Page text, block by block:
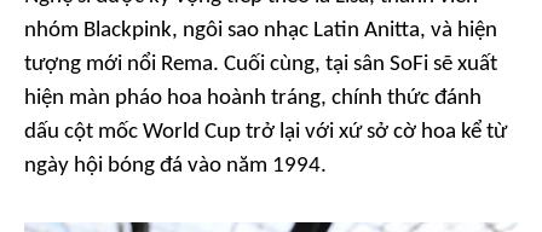
nhóm Blackpink, ngôi sao nhạc Latin Anitta, và hiện
tượng mới nổi Rema. Cuối cùng, tại sân SoFi sẽ xuất
hiện màn pháo hoa hoành tráng, chính thức đánh
dấu cột mốc World Cup trở lại với xứ sở cờ hoa kể từ
ngày hội bóng đá vào năm 1994.